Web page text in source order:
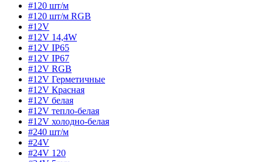
#120 шт/м
#120 шт/м RGB
#12V
#12V 14,4W
#12V IP65
#12V IP67
#12V RGB
#12V Герметичные
#12V Красная
#12V белая
#12V тепло-белая
#12V холодно-белая
#240 шт/м
#24V
#24V 120